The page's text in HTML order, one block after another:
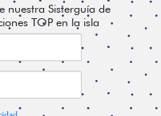
nuestra Sisterguía de
TOP en la isla